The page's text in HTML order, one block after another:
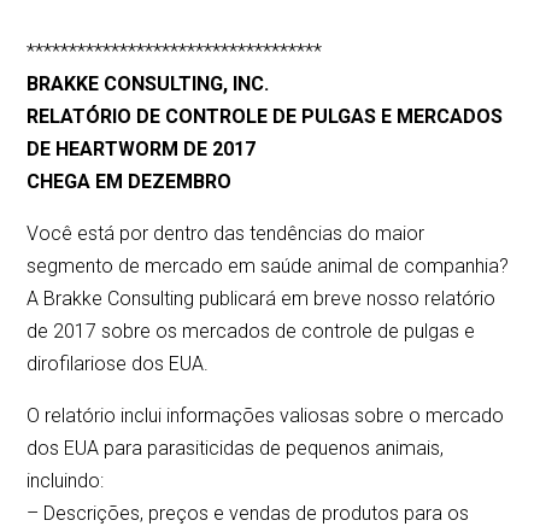
***********************************
BRAKKE CONSULTING, INC.
RELATÓRIO DE CONTROLE DE PULGAS E MERCADOS
DE HEARTWORM DE 2017
CHEGA EM DEZEMBRO
Você está por dentro das tendências do maior
segmento de mercado em saúde animal de companhia?
A Brakke Consulting publicará em breve nosso relatório
de 2017 sobre os mercados de controle de pulgas e
dirofilariose dos EUA.
O relatório inclui informações valiosas sobre o mercado
dos EUA para parasiticidas de pequenos animais,
incluindo:
– Descrições, preços e vendas de produtos para os